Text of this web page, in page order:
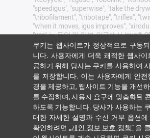
"speedigus", "superwise", "take the
"tribofilament", "tribotape", "triflex",
"when it moves, igus improves",
"yes" 는 독일 및 일부 외국에서 igus®
Cologne의 법적 보호를 받는 상표입니
유럽연합, 미국 및/또는 기타 국가 또는
igus SE & Co. KG 또는 igus의 계열사
(예: 출원 중인 상표 또는 등록 상표)의
아닙니다.
igus® SE & Co. KG는 Allen Bradley,
Beckhoff, Lahr, Control Techniques,
Motion, ELAU, FAGOR, FANUC, Festo,
Jetter, Lenze, LinMot, LTi DRiVES,
Parker, Bosch Rexroth, SEW, Siemens,
쿠키는 웹사이트가 정상적으로 구동
니다. 사용자에게 더욱 쾌적한 웹사이
공하기 위해 당사는 쿠키를 사용하여
를 저장합니다. 이는 사용자에게 안
경을 제공하고, 웹사이트 기능을 개선
를 수집하며, 사용자 요구에 맞춤화된
하도록 기능합니다. 당사가 사용하는
대한 자세한 설명과 수신 거부 옵션에
확인하려면 „개인 정보 보호 정책“을